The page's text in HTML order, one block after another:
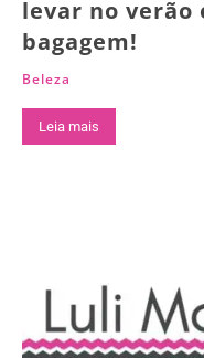
levar no verão
bagagem!
Beleza
Leia mais